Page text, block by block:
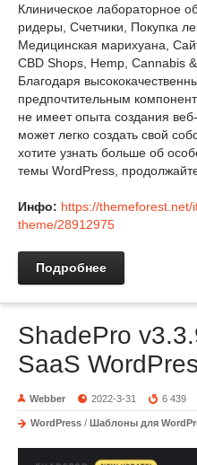
Клиническое лабораторное
ридеры, Счетчики, Покупка
Медицинская марихуана,
CBD Shops, Hemp, Cannabis
Благодаря
предпочтительным
не имеет опыта создания
может легко создать свой
хотите узнать больше об
темы WordPress, продолжайте
Инфо: https://
theme/28912975
Подробнее
ShadePro
SaaS
Webber 2022-3-31 6 439
WordPress / Шаблоны для